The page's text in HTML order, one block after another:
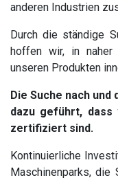
anderen Industrien
Durch die ständige
hoffen wir, in naher
unseren Produkten
Die Suche nach
dazu geführt, dass
zertifiziert sind.
Kontinuierliche
Maschinenparks, die